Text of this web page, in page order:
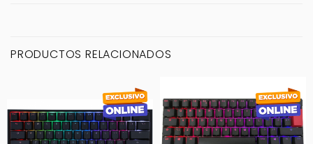
PRODUCTOS RELACIONADOS